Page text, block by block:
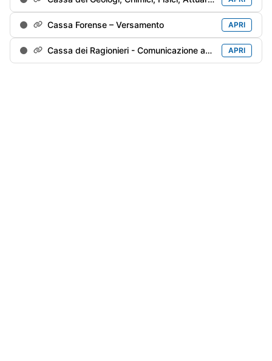
Cassa Forense – Versamento APRI
Cassa dei Ragionieri - Comunicazione annuale APRI